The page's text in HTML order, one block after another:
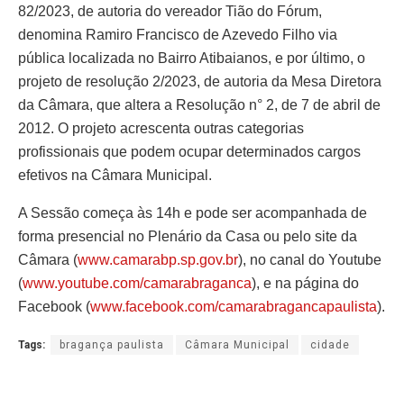
82/2023, de autoria do vereador Tião do Fórum,
denomina Ramiro Francisco de Azevedo Filho via
pública localizada no Bairro Atibaianos, e por último, o
projeto de resolução 2/2023, de autoria da Mesa Diretora
da Câmara, que altera a Resolução n° 2, de 7 de abril de
2012. O projeto acrescenta outras categorias
profissionais que podem ocupar determinados cargos
efetivos na Câmara Municipal.
A Sessão começa às 14h e pode ser acompanhada de
forma presencial no Plenário da Casa ou pelo site da
Câmara (www.camarabp.sp.gov.br), no canal do Youtube
(www.youtube.com/camarabraganca), e na página do
Facebook (www.facebook.com/camarabragancapaulista).
Tags: bragança paulista Câmara Municipal cidade